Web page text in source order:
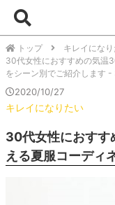
トップ
キレイにな
30代女性におすすめの気温
をシーン別でご紹介します
2020/10/27
キレイになりたい
30代女性におすす
える夏服コーディ